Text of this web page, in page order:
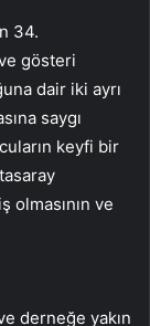
34.
gösteri
dair iki ayrı
saygı
keyfi bir
olmasının ve
derneğe yakın